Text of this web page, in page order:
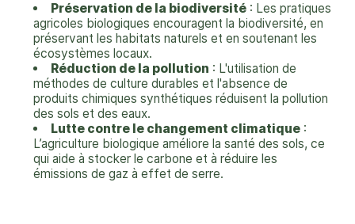
Préservation de la biodiversité: Les pratiques
agricoles biologiques encouragent la biodiversité, en
préservant les habitats naturels et en soutenant les
écosystèmes locaux.
Réduction de la pollution : L'utilisation de
méthodes de culture durables et l'absence de
produits chimiques synthétiques réduisent la pollution
des sols et des eaux.
Lutte contre le changement climatique:
L’agriculture biologique améliore la santé des sols, ce
qui aide à stocker le carbone et à réduire les
émissions de gaz à effet de serre.